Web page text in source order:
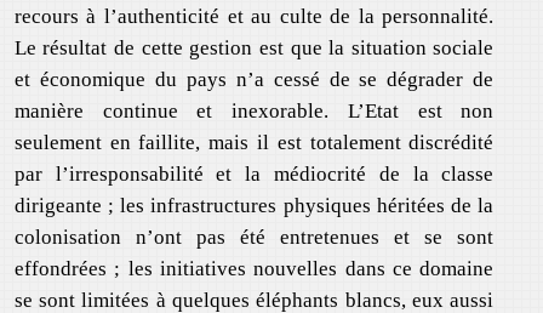
recours à l’authenticité et au culte de la personnalité.
Le résultat de cette gestion est que la situation sociale
et économique du pays n’a cessé de se dégrader de
manière continue et inexorable. L’Etat est non
seulement en faillite, mais il est totalement discrédité
par l’irresponsabilité et la médiocrité de la classe
dirigeante ; les infrastructures physiques héritées de la
colonisation n’ont pas été entretenues et se sont
effondrées ; les initiatives nouvelles dans ce domaine
se sont limitées à quelques éléphants blancs, eux aussi